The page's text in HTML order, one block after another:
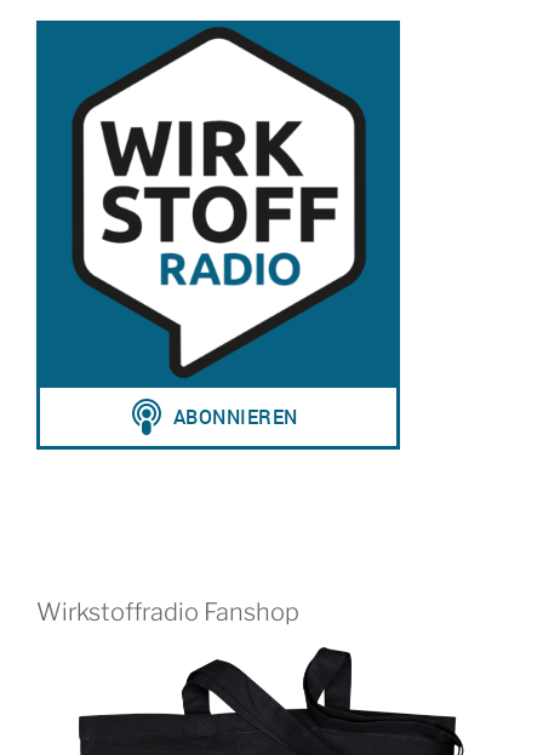
Wirkstoffradio Fanshop